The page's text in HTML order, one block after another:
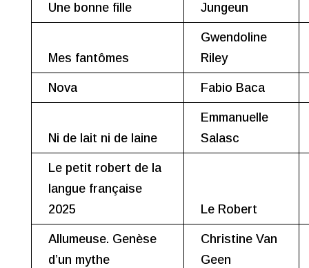
Une bonne fille
Jungeun
Mes fantômes
Gwendoline
Riley
Nova Fabio Baca
Ni de lait ni de laine
Emmanuelle
Salasc
Le petit robert de la
langue française
2025
Le Robert
Allumeuse. Genèse
d’un mythe
Christine Van
Geen